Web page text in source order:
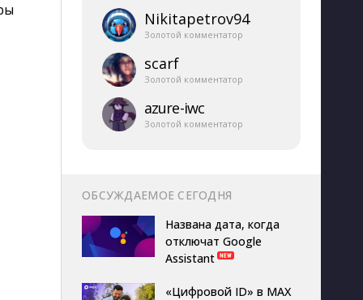
Nikitapetrov94
Золотой комментатор
scarf
Золотой комментатор
azure-​iwc
Золотой комментатор
ОБСУЖДАЕМОЕ СЕГОДНЯ
Названа дата, когда
отключат Google
Assistant
«Цифровой ID» в MAX